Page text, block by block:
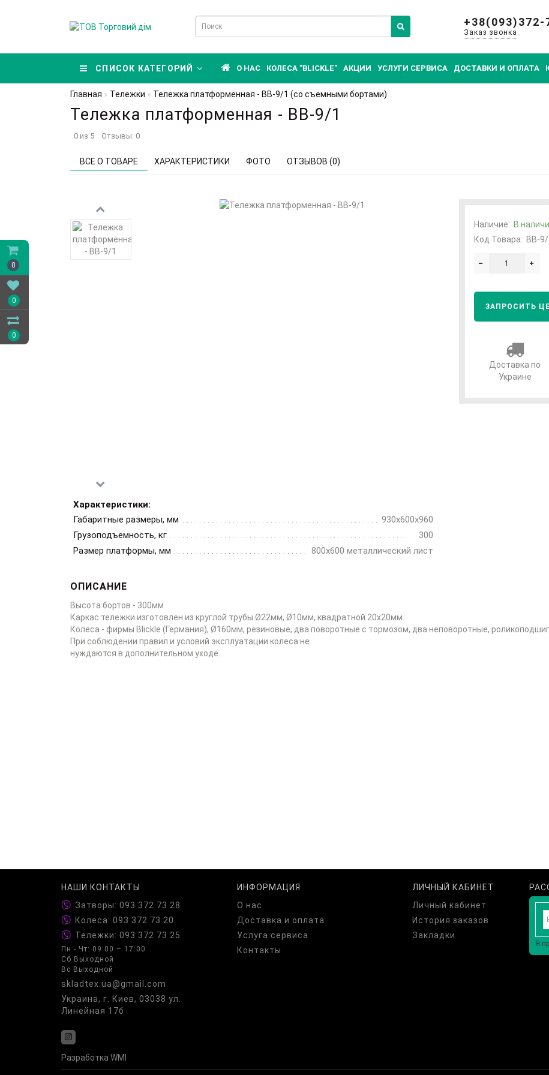
0
0
0
+38(093)372-
Заказ звонка
СПИСОК КАТЕГОРИЙ О НАС КОЛЕСА "BLICKLE" АКЦИИ УСЛУГИ СЕРВИСА ДОСТАВКИ И ОПЛАТА
Главная Тележки Тележка платформенная - ВВ-9/1 (со съемными бортами)
Тележка платформенная - ВВ-9/1
0 из 5 Отзывы: 0
ВСЕ О ТОВАРЕ ХАРАКТЕРИСТИКИ ФОТО ОТЗЫВОВ (0)
Характеристики:
Габаритные размеры, мм
930х600х960
Грузоподъемность, кг
300
Размер платформы, мм
800х600 металлический лист
Наличие: В
Код Товара: ВВ-
ЗАПРОСИТЬ
Доставка по
Украине
ОПИСАНИЕ
Высота бортов - 300мм
Каркас тележки изготовлен из круглой трубы Ø22мм, Ø10мм, квадратной 20х20мм.
Колеса - фирмы Blickle (Германия), Ø160мм, резиновые, два поворотные с тормозом, два неповоротные,
При соблюдении правил и условий эксплуатации колеса не
нуждаются в дополнительном уходе.
НАШИ КОНТАКТЫ
Затворы: 093 372 73 28
Колеса: 093 372 73 20
Тележки: 093 372 73 25
Пн - Чт: 09:00 – 17:00
Сб Выходной
Вс Выходной
skladtex.ua@gmail.com
Украина, г. Киев, 03038 ул.
Линейная 17б
ИНФОРМАЦИЯ
О нас
Доставка и оплата
Услуга сервиса
Контакты
ЛИЧНЫЙ КАБИНЕТ
Личный кабинет
История заказов
Закладки
Я
Разработка WMI